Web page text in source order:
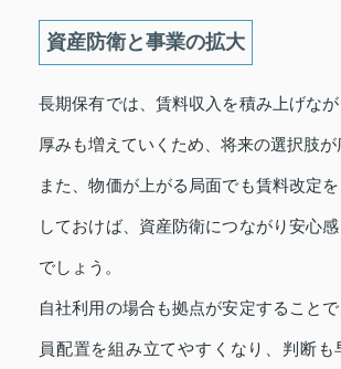
資産防衛と事業の拡大
長期保有では、賃料収入を積み上げな
厚みも増えていくため、将来の選択肢が
また、物価が上がる局面でも賃料改定
しておけば、資産防衛につながり安心
でしょう。
自社利用の場合も拠点が安定すること
員配置を組み立てやすくなり、判断も